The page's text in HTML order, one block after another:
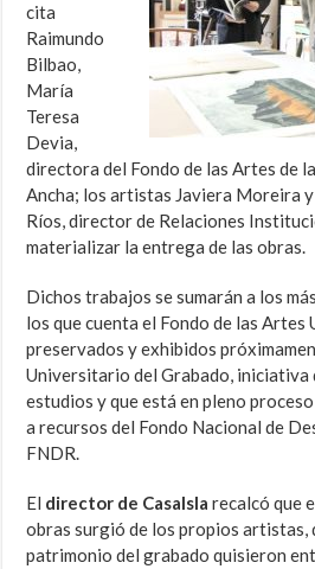
cita
Raimundo
Bilbao,
María
Teresa
Devia,
directora del Fondo de las Artes de
Ancha; los artistas Javiera Moreira
Ríos, director de Relaciones
materializar la entrega de las obras.
Dichos trabajos se sumarán a los
los que cuenta el Fondo de las Artes
preservados y exhibidos
Universitario del Grabado, iniciativa
estudios y que está en pleno
a recursos del Fondo Nacional de
FNDR.
El director de CasaIsla recalcó que
obras surgió de los propios artistas,
patrimonio del grabado quisieron